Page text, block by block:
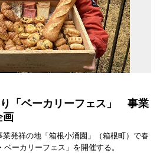
「ベーカリーフェス」 事業
画
発祥の地「箱根小涌園」（箱根町）で春
ーカリーフェス」を開催する。